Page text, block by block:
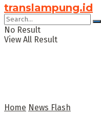
translampung.id
No Result
View All Result
Home News Flash